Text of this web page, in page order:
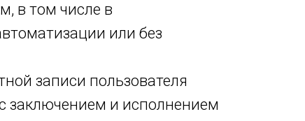
в том числе в
или без
записи пользователя
заключением и исполнением